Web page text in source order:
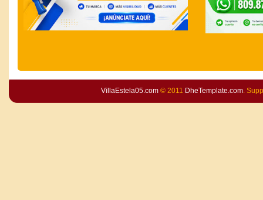
VillaEstela05.com© 2011 DheTemplate.com.